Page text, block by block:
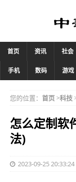
首页 资讯 社会
手机 数码 游戏
您的位置： 首页>科技
怎么定制软
法)
2023-09-25 20:33:24